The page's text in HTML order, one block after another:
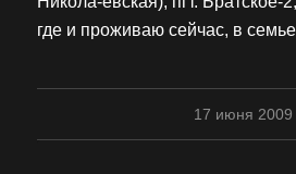
где и проживаю сейчас, в
17 июня 2009